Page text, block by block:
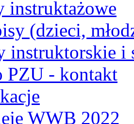
instruktażowe
(dzieci,
instruktorskie i
PZU - kontakt
WWB 2022